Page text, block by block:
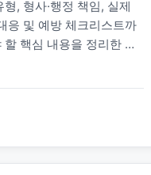
, 형사·행정 책임, 실제
응 및 예방 체크리스트까
핵심 내용을 정리한 글